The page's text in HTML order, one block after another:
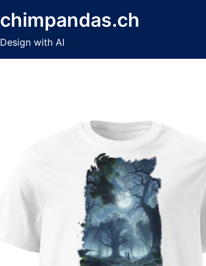
chimpandas.ch
Design with AI